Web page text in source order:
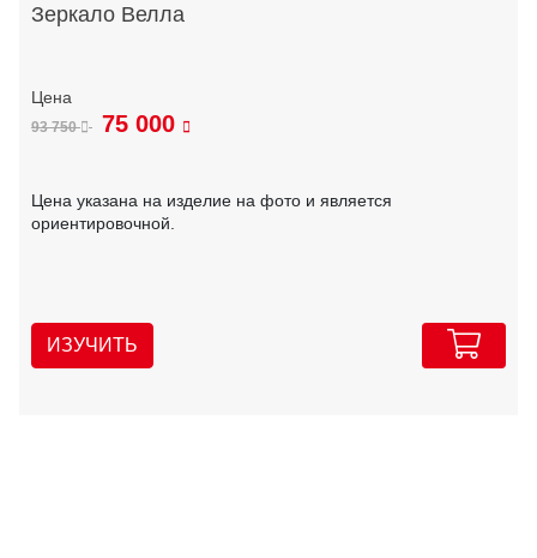
Зеркало Велла
93 750 75 000
Цена указана на изделие на фото и является
ориентировочной.
ИЗУЧИТЬ